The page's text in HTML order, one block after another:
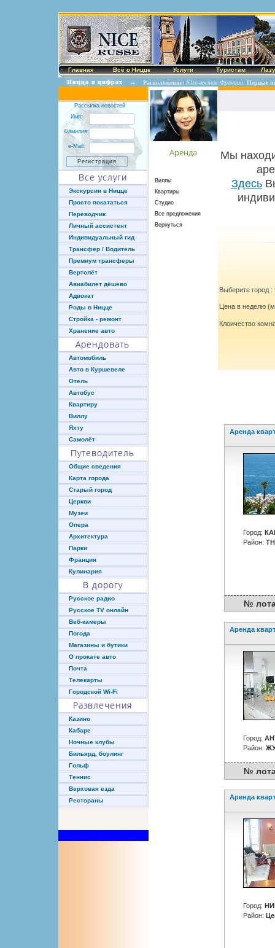
Ницца в цифрах → Расположение: Юго-восток Франции. Первые
Рассылка новостей
Имя:
Фамилия:
e-Mail:
Все услуги
Экскурсии в Ницце
Просто покататься
Переводчик
Личный ассистент
Индивидуальный гид
Трансфер / Водитель
Премиум трансферы
Вертолёт
Авиабилет дёшево
Адвокат
Роды в Ницце
Стройка - ремонт
Хранение авто
Арендовать
Автомобиль
Авто в Куршевеле
Отель
Автобус
Квартиру
Виллу
Яхту
Самолёт
Путеводитель
Общие сведения
Карта города
Старый город
Церкви
Музеи
Опера
Архитектура
Парки
Франция
Кулинария
В дорогу
Русское радио
Русское TV онлайн
Веб-камеры
Погода
Магазины и бутики
О прокате авто
Почта
Телекарты
Городской Wi-Fi
Развлечения
Казино
Кабаре
Ночные клубы
Бильярд, боулинг
Гольф
Теннис
Верховая езда
Рестораны
Аренда
Виллы
Квартиры
Студио
Все предложения
Вернуться
Мы
Здесь
Выберите город :
Цена в неделю
Клоичество
Аренда
Город:
Район:
№ лота :
Аренда
Город:
Район:
№ лота :
Аренда
Город:
Район:
Главная Всё о Ницце Услуги Туристам